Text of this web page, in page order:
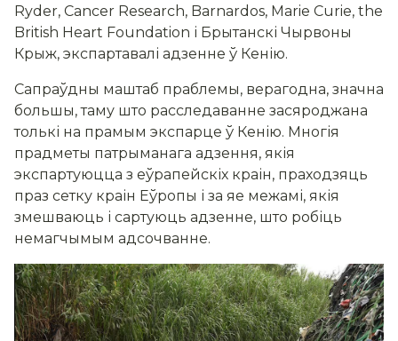
Ryder, Cancer Research, Barnardos, Marie Curie, the
British Heart Foundation і Брытанскі Чырвоны
Крыж, экспартавалі адзенне ў Кенію.
Сапраўдны маштаб праблемы, верагодна, значна
большы, таму што расследаванне засяроджана
толькі на прамым экспарце ў Кенію. Многія
прадметы патрыманага адзення, якія
экспартуюцца з еўрапейскіх краін, праходзяць
праз сетку краін Еўропы і за яе межамі, якія
змешваюць і сартуюць адзенне, што робіць
немагчымым адсочванне.